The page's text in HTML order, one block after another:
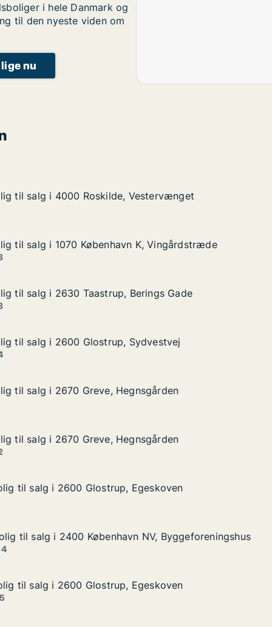
i hele Danmark og
til den nyeste viden om
nu
4000 Roskilde, Vestervænget
til salg i 4000 Roskilde, Vestervænget
til salg i 4000 Roskilde, Vestervænget
Vingårdstræde
København K, Vingårdstræde
til salg i 1070 København K, Vingårdstræde
til salg i 1070 København K, Vingårdstræde
Gade
Taastrup, Berings Gade
til salg i 2630 Taastrup, Berings Gade
til salg i 2630 Taastrup, Berings Gade
2600 Glostrup, Sydvestvej
til salg i 2600 Glostrup, Sydvestvej
til salg i 2600 Glostrup, Sydvestvej
Greve, Hegnsgården
til salg i 2670 Greve, Hegnsgården
til salg i 2670 Greve, Hegnsgården
Greve, Hegnsgården
til salg i 2670 Greve, Hegnsgården
til salg i 2670 Greve, Hegnsgården
2600 Glostrup, Egeskoven
til salg i 2600 Glostrup, Egeskoven
til salg i 2600 Glostrup, Egeskoven
NV, Byggeforeningshus
2400 København NV, Byggeforeningshus
til salg i 2400 København NV, Byggeforeningshus
til salg i 2400 København NV, Byggeforeningshus
2600 Glostrup, Egeskoven
til salg i 2600 Glostrup, Egeskoven
til salg i 2600 Glostrup, Egeskoven